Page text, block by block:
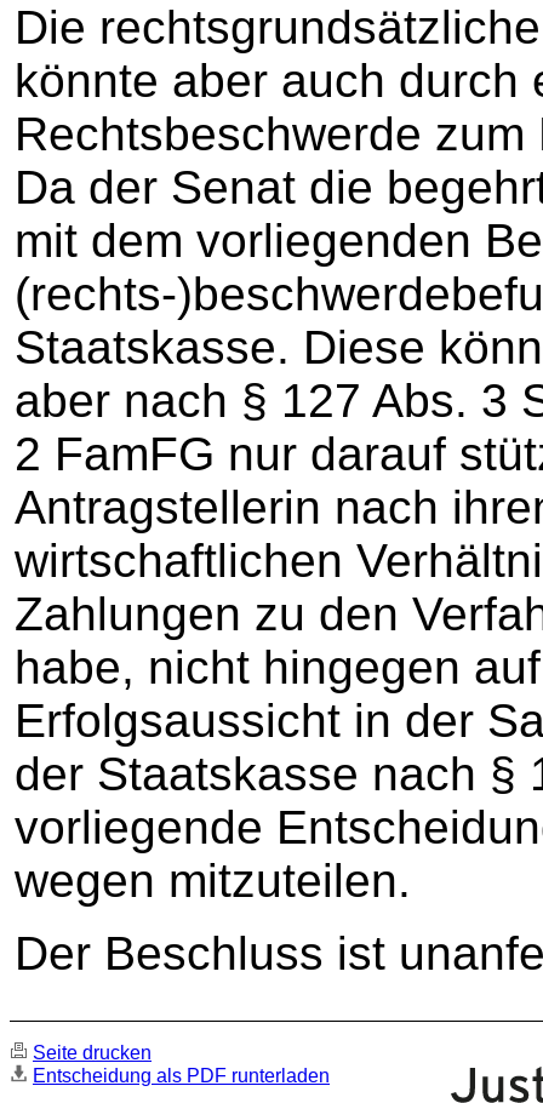
Die
könnte aber auch durch
Rechtsbeschwerde
Da der Senat die
mit dem vorliegenden
(rechts-
Staatskasse. Diese
aber nach § 127 Abs. 3
2 FamFG nur darauf
Antragstellerin nach
wirtschaftlichen
Zahlungen zu den
habe, nicht hingegen
Erfolgsaussicht in der
der Staatskasse nach §
vorliegende
wegen mitzuteilen.
Der Beschluss ist
Seite drucken
Entscheidung als PDF runterladen